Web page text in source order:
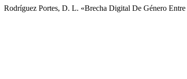
Rodríguez Portes, D. L. «Brecha Digital De Género